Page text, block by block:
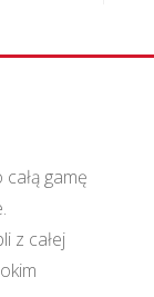
gamę
z całej